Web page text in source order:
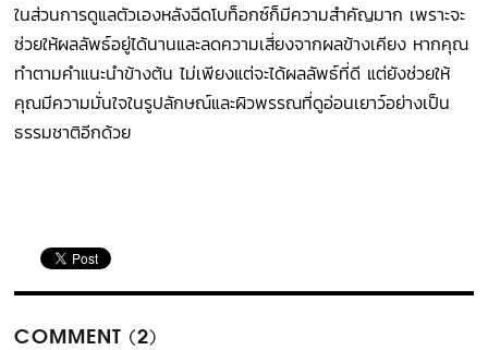
ในส่วนการดูแลตัวเองหลังฉีดโบท็อกซ์ก็มีความสำคัญมาก เพราะจะ
ช่วยให้ผลลัพธ์อยู่ได้นานและลดความเสี่ยงจากผลข้างเคียง หากคุณ
ทำตามคำแนะนำข้างต้น ไม่เพียงแต่จะได้ผลลัพธ์ที่ดี แต่ยังช่วยให้
คุณมีความมั่นใจในรูปลักษณ์และผิวพรรณที่ดูอ่อนเยาว์อย่างเป็น
ธรรมชาติอีกด้วย
COMMENT (2)